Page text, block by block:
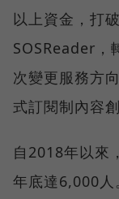
以上資金，打
SOSReader，
次變更服務方
式訂閱制內容
自2018年以來
年底達6,000人